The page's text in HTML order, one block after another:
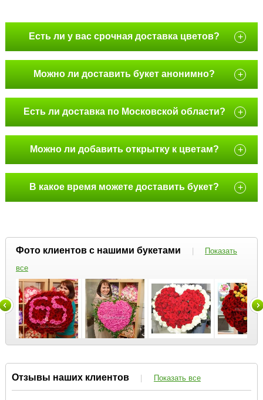
Есть ли у вас срочная доставка цветов? +
Можно ли доставить букет анонимно? +
Есть ли доставка по Московской области? +
Можно ли добавить открытку к цветам? +
В какое время можете доставить букет? +
Фото клиентов с нашими букетами |
Показать
все
Отзывы наших клиентов | Показать все